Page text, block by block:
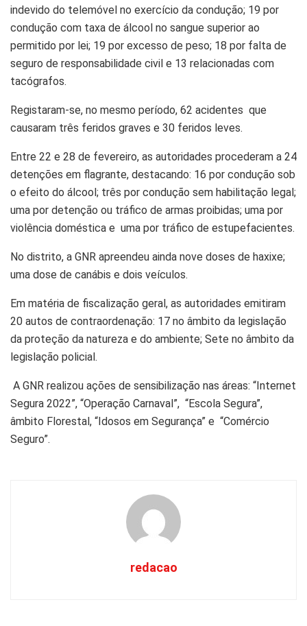
indevido do telemóvel no exercício da condução; 19 por
condução com taxa de álcool no sangue superior ao
permitido por lei; 19 por excesso de peso; 18 por falta de
seguro de responsabilidade civil e 13 relacionadas com
tacógrafos.
Registaram-se, no mesmo período, 62 acidentes que
causaram três feridos graves e 30 feridos leves.
Entre 22 e 28 de fevereiro, as autoridades procederam a 24
detenções em flagrante, destacando: 16 por condução sob
o efeito do álcool; três por condução sem habilitação legal;
uma por detenção ou tráfico de armas proibidas; uma por
violência doméstica e uma por tráfico de estupefacientes.
No distrito, a GNR apreendeu ainda nove doses de haxixe;
uma dose de canábis e dois veículos.
Em matéria de fiscalização geral, as autoridades emitiram
20 autos de contraordenação: 17 no âmbito da legislação
da proteção da natureza e do ambiente; Sete no âmbito da
legislação policial.
A GNR realizou ações de sensibilização nas áreas: “Internet
Segura 2022”, “Operação Carnaval”, “Escola Segura”,
âmbito Florestal, “Idosos em Segurança” e “Comércio
Seguro”.
redacao